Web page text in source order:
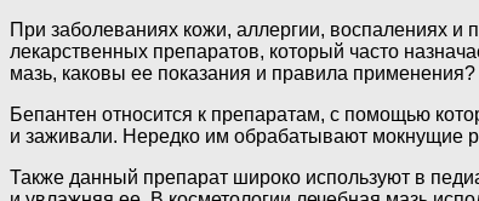
При заболеваниях кожи, аллергии, воспалениях
лекарственных препаратов, который часто
мазь, каковы ее показания и правила применения?
Бепантен относится к препаратам, с помощью
и заживали. Нередко им обрабатывают мокнущие
Также данный препарат широко используют в